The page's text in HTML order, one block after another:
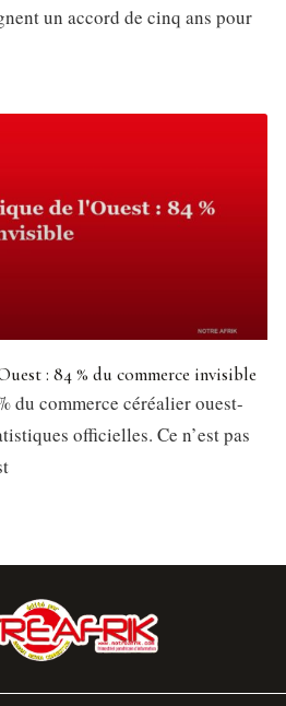
un accord de cinq ans pour
: 84 % du commerce invisible
du commerce céréalier ouest-
officielles. Ce n’est pas